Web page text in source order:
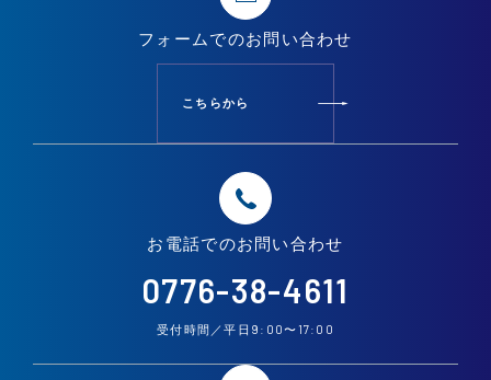
フォームでのお問い合わせ
こちらから
お電話でのお問い合わせ
0776-38-4611
受付時間／平日 9:00〜 17:00